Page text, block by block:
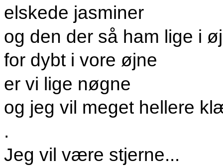
elskede jasminer
og den der så ham lige i
for dybt i vore øjne
er vi lige nøgne
og jeg vil meget hellere
.
Jeg vil være stjerne...